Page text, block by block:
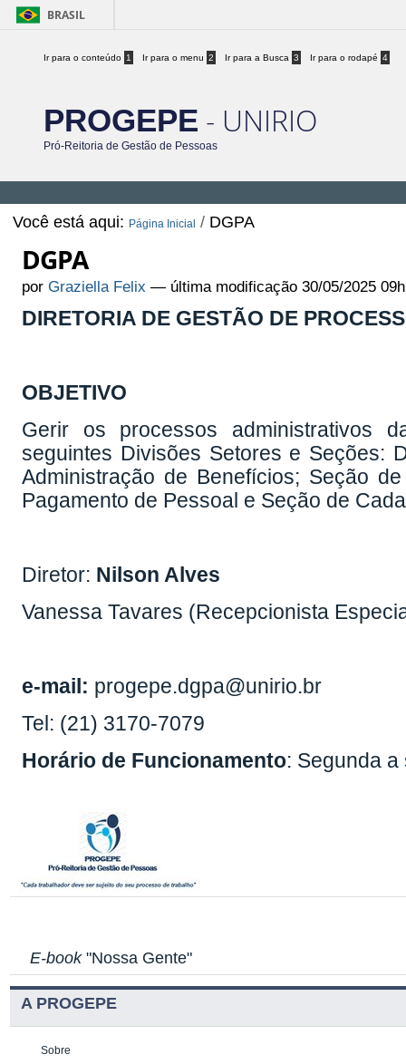
BRASIL
Ir para o conteúdo 1 Ir para o menu 2 Ir para a Busca 3 Ir para o rodapé 4
PROGEPE - UNIRIO
Pró-Reitoria de Gestão de Pessoas
Você está aqui: Página Inicial / DGPA
DGPA
porGraziella Felix — última modificação 30/05/2025
DIRETORIA DE GESTÃO DE
OBJETIVO
Gerir os processos administrativos
seguintes Divisões Setores e Seções:
Administração de Benefícios; Seção
Pagamento de Pessoal e Seção de
Diretor: Nilson Alves
Vanessa Tavares (Recepcionista
e-mail: progepe.dgpa@unirio.br
Tel: (21) 3170-7079
Horário de Funcionamento: Segunda
E-book"Nossa Gente"
A PROGEPE
Sobre